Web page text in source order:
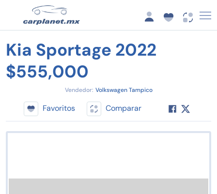
Kia Sportage 2022
$555,000
Vendedor: Volkswagen Tampico
Favoritos Comparar